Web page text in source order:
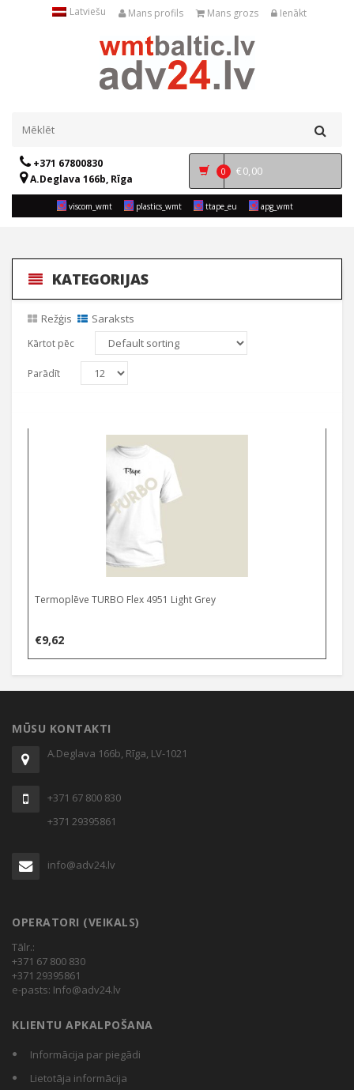
Latviešu Mans profils Mans grozs Ienākt
+371 67800830
A.Deglava 166b, Rīga
0 €0,00
viscom_wmt plastics_wmt ttape_eu apg_wmt
KATEGORIJAS
Režģis Saraksts
Kārtot pēc
Parādīt
Termoplēve TURBO Flex 4951 Light Grey
€9,62
MŪSU KONTAKTI
A.Deglava 166b, Rīga, LV-1021
+371 67 800 830
+371 29395861
info@adv24.lv
OPERATORI (VEIKALS)
Tālr.:
+371 67 800 830
+371 29395861
e-pasts: Info@adv24.lv
KLIENTU APKALPOŠANA
Informācija par piegādi
Lietotāja informācija